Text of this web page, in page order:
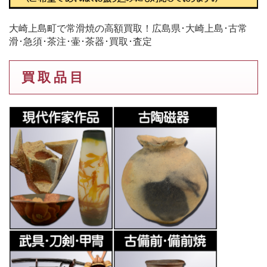
大崎上島町で常滑焼の高額買取！広島県･大崎上島･古常
滑･急須･茶注･壷･茶器･買取･査定
買 取 品 目